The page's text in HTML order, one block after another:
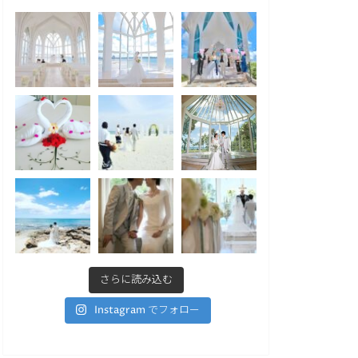
さらに読み込む
Instagram でフォロー